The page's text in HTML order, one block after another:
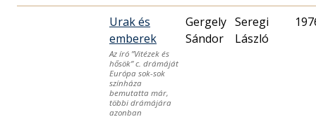
Urak és
emberek
Az író ”Vitézek és
hősök” c. drámáját
Európa sok-sok
színháza
bemutatta már,
többi drámájára
azonban
Gergely
Sándor
Seregi
László